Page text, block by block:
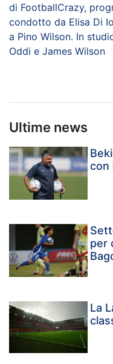
di FootballCrazy,
condotto da Elisa Di
a Pino Wilson. In
Oddi e James Wilson
Ultime news
con
per
La